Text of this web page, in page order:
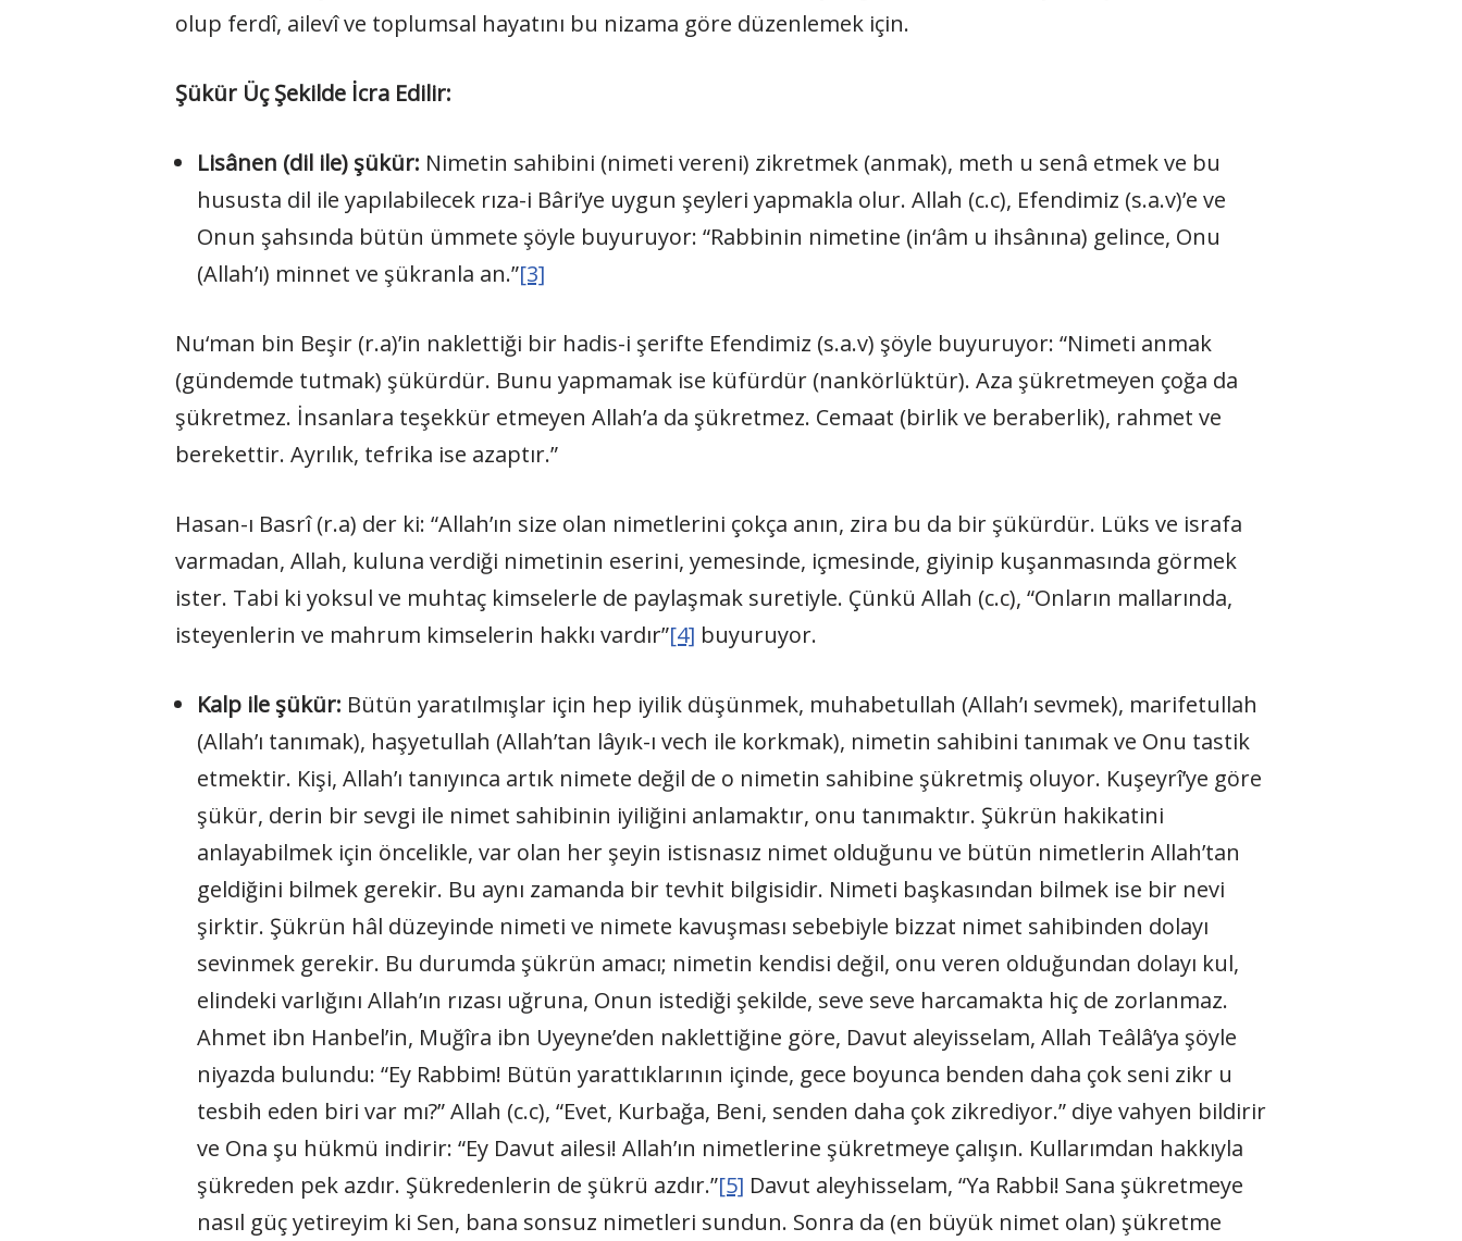
olup ferdî, ailevî ve toplumsal hayatını bu nizama göre düzenlemek için.
Şükür Üç Şekilde İcra Edilir:
Lisânen (dil ile) şükür: Nimetin sahibini (nimeti vereni) zikretmek (anmak), meth u senâ etmek ve bu
hususta dil ile yapılabilecek rıza-i Bâri’ye uygun şeyleri yapmakla olur. Allah (c.c), Efendimiz (s.a.v)’e ve
Onun şahsında bütün ümmete şöyle buyuruyor: “Rabbinin nimetine (in‘âm u ihsânına) gelince, Onu
(Allah’ı) minnet ve şükranla an.”[3]
Nu‘man bin Beşir (r.a)’in naklettiği bir hadis-i şerifte Efendimiz (s.a.v) şöyle buyuruyor: “Nimeti anmak
(gündemde tutmak) şükürdür. Bunu yapmamak ise küfürdür (nankörlüktür). Aza şükretmeyen çoğa da
şükretmez. İnsanlara teşekkür etmeyen Allah’a da şükretmez. Cemaat (birlik ve beraberlik), rahmet ve
berekettir. Ayrılık, tefrika ise azaptır.”
Hasan-ı Basrî (r.a) der ki: “Allah’ın size olan nimetlerini çokça anın, zira bu da bir şükürdür. Lüks ve israfa
varmadan, Allah, kuluna verdiği nimetinin eserini, yemesinde, içmesinde, giyinip kuşanmasında görmek
ister. Tabi ki yoksul ve muhtaç kimselerle de paylaşmak suretiyle. Çünkü Allah (c.c), “Onların mallarında,
isteyenlerin ve mahrum kimselerin hakkı vardır”[4] buyuruyor.
Kalp ile şükür: Bütün yaratılmışlar için hep iyilik düşünmek, muhabetullah (Allah’ı sevmek), marifetullah
(Allah’ı tanımak), haşyetullah (Allah’tan lâyık-ı vech ile korkmak), nimetin sahibini tanımak ve Onu tastik
etmektir. Kişi, Allah’ı tanıyınca artık nimete değil de o nimetin sahibine şükretmiş oluyor. Kuşeyrî’ye göre
şükür, derin bir sevgi ile nimet sahibinin iyiliğini anlamaktır, onu tanımaktır. Şükrün hakikatini
anlayabilmek için öncelikle, var olan her şeyin istisnasız nimet olduğunu ve bütün nimetlerin Allah’tan
geldiğini bilmek gerekir. Bu aynı zamanda bir tevhit bilgisidir. Nimeti başkasından bilmek ise bir nevi
şirktir. Şükrün hâl düzeyinde nimeti ve nimete kavuşması sebebiyle bizzat nimet sahibinden dolayı
sevinmek gerekir. Bu durumda şükrün amacı; nimetin kendisi değil, onu veren olduğundan dolayı kul,
elindeki varlığını Allah’ın rızası uğruna, Onun istediği şekilde, seve seve harcamakta hiç de zorlanmaz.
Ahmet ibn Hanbel’in, Muğîra ibn Uyeyne’den naklettiğine göre, Davut aleyisselam, Allah Teâlâ’ya şöyle
niyazda bulundu: “Ey Rabbim! Bütün yarattıklarının içinde, gece boyunca benden daha çok seni zikr u
tesbih eden biri var mı?” Allah (c.c), “Evet, Kurbağa, Beni, senden daha çok zikrediyor.” diye vahyen bildirir
ve Ona şu hükmü indirir: “Ey Davut ailesi! Allah’ın nimetlerine şükretmeye çalışın. Kullarımdan hakkıyla
şükreden pek azdır. Şükredenlerin de şükrü azdır.”[5] Davut aleyhisselam, “Ya Rabbi! Sana şükretmeye
nasıl güç yetireyim ki Sen, bana sonsuz nimetleri sundun. Sonra da (en büyük nimet olan) şükretme